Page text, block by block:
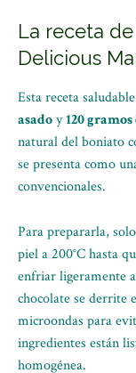
La receta
Delicious
Esta receta
asadoy120
natural del boniato
se presenta como
convencionales.
Para prepararla,
piel a 200°C hasta
enfriar ligeramente
chocolate se derrite
microondas para
ingredientes están
homogénea.